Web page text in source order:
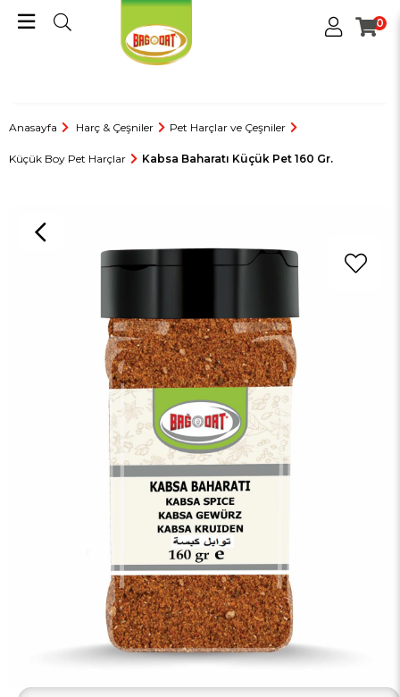
0
Anasayfa Harç & Çeşniler Pet Harçlar ve Çeşniler
Küçük Boy Pet Harçlar Kabsa Baharatı Küçük Pet 160 Gr.